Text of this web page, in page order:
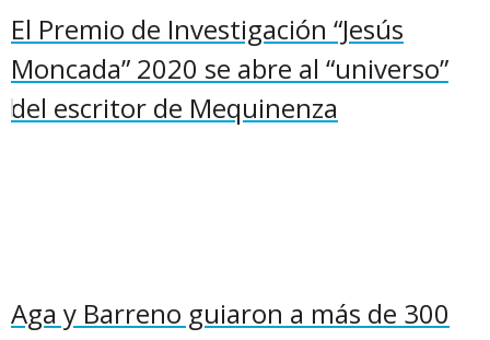
El Premio de Investigación “Jesús
Moncada” 2020 se abre al “universo”
del escritor de Mequinenza
Aga y Barreno guiaron a más de 300